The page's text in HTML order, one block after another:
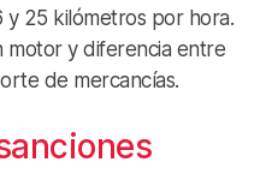
25 kilómetros por hora.
motor y diferencia entre
de mercancías.